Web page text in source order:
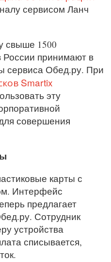
сервисом Ланч
свыше 1500
принимают в
сервиса Обед.ру. При
Smartix
эту
совершения
карты с
Интерфейс
предлагает
Сотрудник
устройства
списывается,